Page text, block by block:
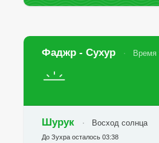
Фаджр - Сухур Время
Шурук Восход солнца
До Зухра осталось 03:38